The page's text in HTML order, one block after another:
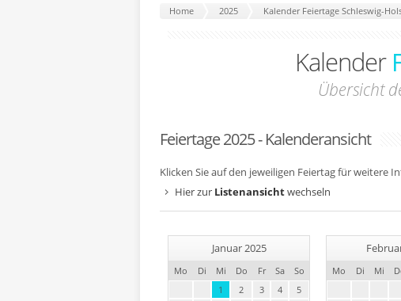
Home 2025 Kalender Feiertage Schleswig-
Kalender
Übersicht
Feiertage 2025 - Kalenderansicht
Klicken Sie auf den jeweiligen Feiertag für weitere
Hier zur Listenansichtwechseln
Januar 2025
Mo Di Mi Do Fr Sa
So
1
2 3 4
5
Mo Di Mi